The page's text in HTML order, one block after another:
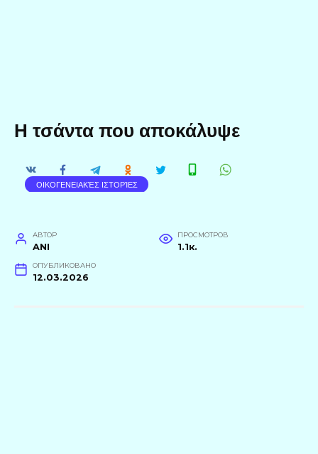
Η τσάντα που αποκάλυψε
ΟΙΚΟΓΕΝΕΙΑΚΈΣ ΙΣΤΟΡΊΕΣ
АВТОР
ANI
ПРОСМОТРОВ
1.1к.
ОПУБЛИКОВАНО
12.03.2026